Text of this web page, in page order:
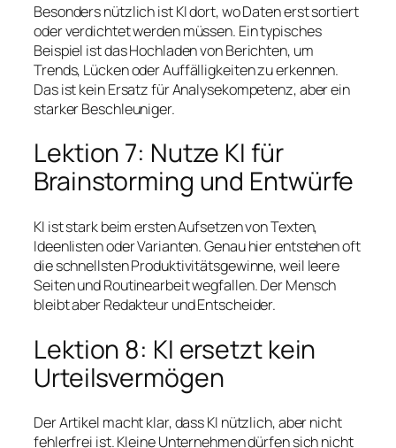
Besonders nützlich ist KI dort, wo Daten erst sortiert
oder verdichtet werden müssen. Ein typisches
Beispiel ist das Hochladen von Berichten, um
Trends, Lücken oder Auffälligkeiten zu erkennen.
Das ist kein Ersatz für Analysekompetenz, aber ein
starker Beschleuniger.
Lektion 7: Nutze KI für
Brainstorming und Entwürfe
KI ist stark beim ersten Aufsetzen von Texten,
Ideenlisten oder Varianten. Genau hier entstehen oft
die schnellsten Produktivitätsgewinne, weil leere
Seiten und Routinearbeit wegfallen. Der Mensch
bleibt aber Redakteur und Entscheider.
Lektion 8: KI ersetzt kein
Urteilsvermögen
Der Artikel macht klar, dass KI nützlich, aber nicht
fehlerfrei ist. Kleine Unternehmen dürfen sich nicht